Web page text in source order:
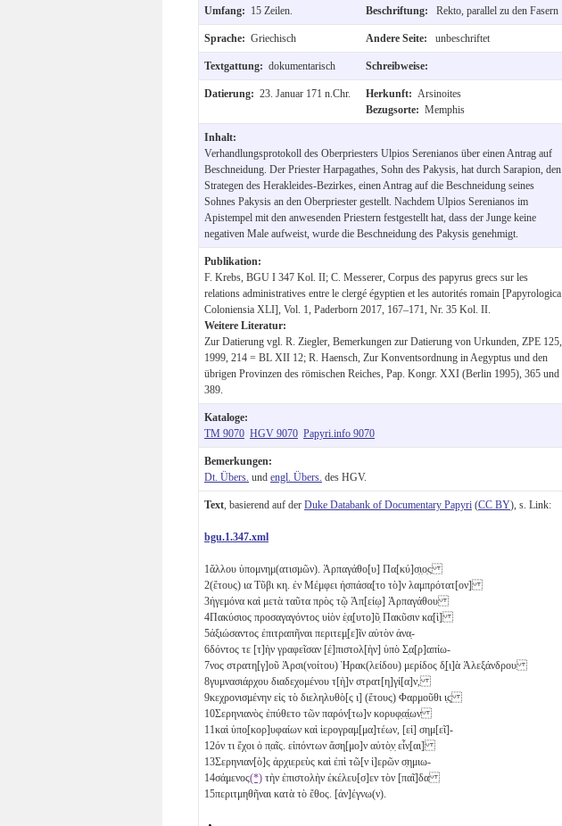
Umfang: 15 Zeilen. Beschriftung: Rekto, parallel zu den Fasern
Sprache: Griechisch Andere Seite: unbeschriftet
Textgattung: dokumentarisch Schreibweise:
Datierung: 23. Januar 171 n.Chr. Herkunft: Arsinoites
Bezugsorte: Memphis
Inhalt:
Verhandlungsprotokoll des Oberpriesters Ulpios Serenianos über einen Antrag auf
Beschneidung. Der Priester Harpagathes, Sohn des Pakysis, hat durch Sarapion, den
Strategen des Herakleides-Bezirkes, einen Antrag auf die Beschneidung seines
Sohnes Pakysis an den Oberpriester gestellt. Nachdem Ulpios Serenianos im
Apistempel mit den anwesenden Priestern festgestellt hat, dass der Junge keine
negativen Male aufweist, wurde die Beschneidung des Pakysis genehmigt.
Publikation:
F. Krebs, BGU I 347 Kol. II; C. Messerer, Corpus des papyrus grecs sur les
relations administratives entre le clergé égyptien et les autorités romain [Papyrologica
Coloniensia XLI], Vol. 1, Paderborn 2017, 167–171, Nr. 35 Kol. II.
Weitere Literatur:
Zur Datierung vgl. R. Ziegler, Bemerkungen zur Datierung von Urkunden, ZPE 125,
1999, 214 = BL XII 12; R. Haensch, Zur Konventsordnung in Aegyptus und den
übrigen Provinzen des römischen Reiches, Pap. Kongr. XXI (Berlin 1995), 365 und
389.
Kataloge:
TM 9070 HGV 9070 Papyri.info 9070
Bemerkungen:
Dt. Übers. und engl. Übers. des HGV.
Text , basierend auf der Duke Databank of Documentary Papyri (CC BY), s. Link:
bgu.1.347.xml
1ἄλλου ὑπομνημ(ατισμῶν). Ἁρπαγάθο[υ] Πα[κύ]σ̣ι̣ο̣ς
2(ἔτους) ια Τῦβι κη . ἐν Μέμφει ἠσπάσα[το τὸ]ν λαμπρότατ[ον]
3ἡγεμόνα καὶ μετὰ ταῦτα πρὸς τῷ Ἀπ[είῳ] Ἁρπαγάθου
4Πακύσιος προσαγαγόντος υἱὸν ἑ̣α̣[υτο]ῦ̣ Πακῦσιν κα[ὶ]
5ἀξιώσαντος ἐπιτραπῆναι περιτεμ̣[ε]ῖν αὐτὸν ἀνα̣-
6δόντος τε [τ]ὴν γραφεῖσαν [ἐ]πιστολ[ὴν] ὑπὸ Σ̣α[ρ]απίω-
7νος στρατη[γ]οῦ Ἀρσι(νοίτου) Ἡρακ(λείδου) μερίδος δ̣[ι]ὰ Ἀλεξάνδρου
8γυμνασιάρχου διαδεχομένου τ[ὴ]ν στρατ[η]γί[α]ν,
9κεχρονισμένην εἰς τὸ διεληλυθὸ[ς ι] (ἔτους) Φαρμοῦθι ι̣ϛ̣
10Σερηνιανὸς ἐπύθετο τῶν παρόν[τω]ν κορυφ̣α̣ί̣ων
11καὶ ὑπο̣[κορ]υφαίων καὶ ἱερογραμ[μα]τέων, [εἰ] σημ[εῖ]-
12όν τι ἔχοι ὁ π̣αῖς. εἰπόντων ἄση[μο]ν αὐτὸ̣ν̣ εἶν̣[αι]
13Σερηνιαν[ὸ]ς ἀρχιερεὺς καὶ ἐπὶ τῶ[ν ἱ]ερῶν σ̣ημιω-
14σάμενος(*) τὴν ἐπιστολὴν ἐκέλευ[σ]εν τὸν [παῖ]δα
15περιτμηθῆναι κατὰ τὸ ἔθος. [ἀν]έγνω(ν).